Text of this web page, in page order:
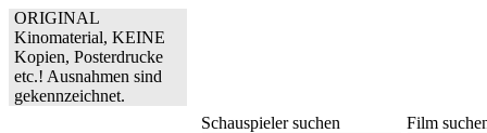
ORIGINAL
Kinomaterial, KEINE
Kopien, Posterdrucke
etc.! Ausnahmen sind
gekennzeichnet.
Schauspieler suchen Film